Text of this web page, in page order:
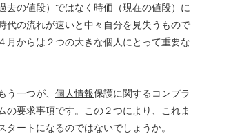
去の値段）ではなく時価（現在の値段）に
代の流れが速いと中々自分を見失うもので
月からは２つの大きな個人にとって重要な
一つが、 個人情報保護に関するコンプラ
の要求事項です。この２つにより、これま
ートになるのではないでしょうか。